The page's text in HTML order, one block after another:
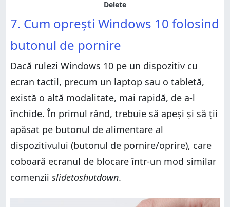
7. Cum oprești Windows 10 folosind
butonul de pornire
Dacă rulezi Windows 10 pe un dispozitiv cu
ecran tactil, precum un laptop sau o tabletă,
există o altă modalitate, mai rapidă, de a-l
închide. În primul rând, trebuie să apeși și să ții
apăsat pe butonul de alimentare al
dispozitivului (butonul de pornire/oprire), care
coboară ecranul de blocare într-un mod similar
comenzii slidetoshutdown.